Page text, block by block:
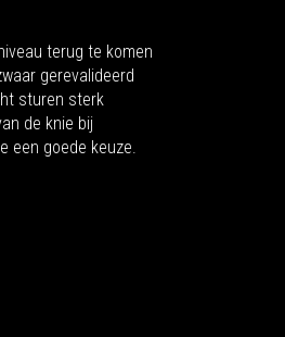
terug te komen
gerevalideerd
sturen sterk
de knie bij
een goede keuze.